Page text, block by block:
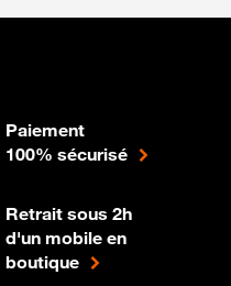
Paiement
100% sécurisé
Retrait sous 2h
d'un mobile en
boutique